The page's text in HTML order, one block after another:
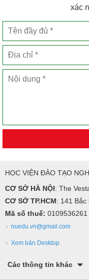
xác
HỌC VIỆN ĐÀO TẠO
CƠ SỞ HÀ NỘI: The
CƠ SỞ TP.HCM: 141 Bắc
Mã số thuế: 0109536261
nuedu.vn@gmail.com
Xem bản Desktop
Các thông tin khác